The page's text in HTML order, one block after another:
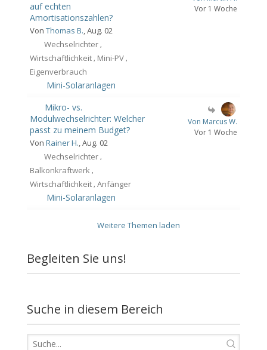
auf echten
Amortisationszahlen?
Von Thomas B., Aug. 02
Wechselrichter,
Wirtschaftlichkeit , Mini-PV ,
Eigenverbrauch
Mini-Solaranlagen
Vor 1 Woche
Mikro- vs.
Modulwechselrichter: Welcher
passt zu meinem Budget?
Von Rainer H., Aug. 02
Wechselrichter,
Balkonkraftwerk ,
Wirtschaftlichkeit , Anfänger
Mini-Solaranlagen
Von Marcus W.
Vor 1 Woche
Weitere Themen laden
Begleiten Sie uns!
Suche in diesem Bereich